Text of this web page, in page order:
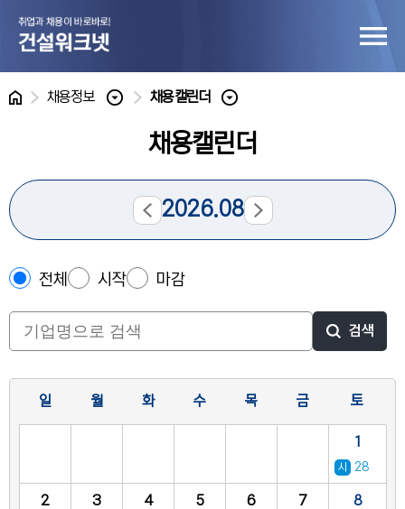
홈 채용정보 채용캘린더
채용캘린더
2026.08
전체 시작 마감
검색
일 월 화 수 목 금 토
1
시작
28
2 3 4 5 6 7 8